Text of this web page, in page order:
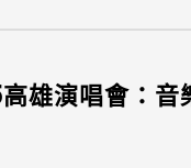
雄演唱會：音